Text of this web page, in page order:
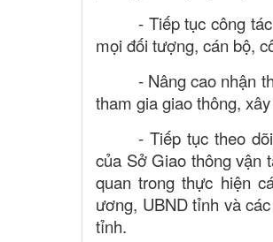
- Tiếp tục công
mọi đối tượng, cán bộ,
- Nâng cao nhận
tham gia giao thông,
- Tiếp tục theo
của Sở Giao thông vận
quan trong thực hiện
ương, UBND tỉnh và
tỉnh.